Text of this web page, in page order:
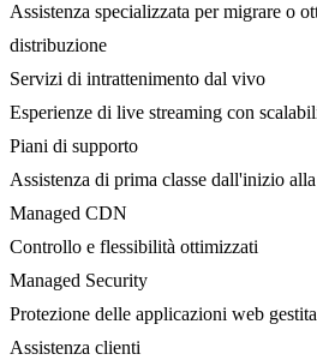
Assistenza specializzata per migrare o
distribuzione
Servizi di intrattenimento dal vivo
Esperienze di live streaming con
Piani di supporto
Assistenza di prima classe dall'inizio
Managed CDN
Controllo e flessibilità ottimizzati
Managed Security
Protezione delle applicazioni web
Assistenza clienti